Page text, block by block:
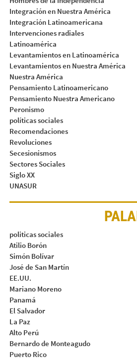
Integración en Nuestra América
Integración Latinoamericana
Intervenciones radiales
Latinoamérica
Levantamientos en Latinoamérica
Levantamientos en Nuestra América
Nuestra América
Pensamiento Latinoamericano
Pensamiento Nuestra Americano
Peronismo
políticas sociales
Recomendaciones
Revoluciones
Secesionismos
Sectores Sociales
Siglo XX
UNASUR
politicas sociales
Atilio Borón
Simón Bolívar
José de San Martín
EE.UU.
Mariano Moreno
Panamá
El Salvador
La Paz
Alto Perú
Bernardo de Monteagudo
Puerto Rico